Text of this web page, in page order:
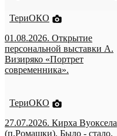
ТериОКО
01.08.2026. Открытие
персональной выставки А.
Визиряко «Портрет
современника».
ТериОКО
27.07.2026. Кирха Вуоксела
(п.Ромашки). Было - стало.